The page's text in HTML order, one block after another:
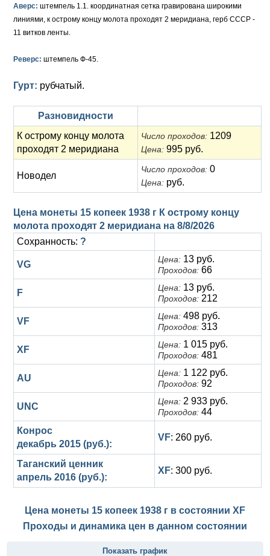
Памятные и донативные
Сибирские монеты
Для Молдавии и Валахии
Таврические монеты
Серебро
Медь
Для Пруссии
Ливонезы
Альбертусталер
Анна Иоанновна (1730-1740)
Петр II (1727-1730)
Екатерина I (1725-1727)
Петр I (1682-1725)
Золото
Медь
Для Речи Посполитой
Аверс: штемпель 1.1. координатная сетка гравирована широкими
линиями, к острому концу молота проходят 2 меридиана, герб СССР -
11 витков ленты.
Реверс: штемпель Ф-45.
Гурт: рубчатый.
Разновидности
К острому концу молота
проходят 2 меридиана
Число проходов: 1209
Цена: 995 руб.
Новодел
Число проходов: 0
Цена: руб.
Цена монеты 15 копеек 1938 г К острому концу
молота проходят 2 меридиана на 8/8/2026
Сохранность: ?
VG Цена: 13 руб.
Проходов: 66
F Цена: 13 руб.
Проходов: 212
VF Цена: 498 руб.
Проходов: 313
XF Цена: 1 015 руб.
Проходов: 481
AU Цена: 1 122 руб.
Проходов: 92
UNC Цена: 2 933 руб.
Проходов: 44
Конрос
декабрь 2015 (руб.):
VF: 260 руб.
Таганский ценник
апрель 2016 (руб.):
XF: 300 руб.
Цена монеты 15 копеек 1938 г в состоянии XF
Проходы и динамика цен в данном состоянии
Показать график